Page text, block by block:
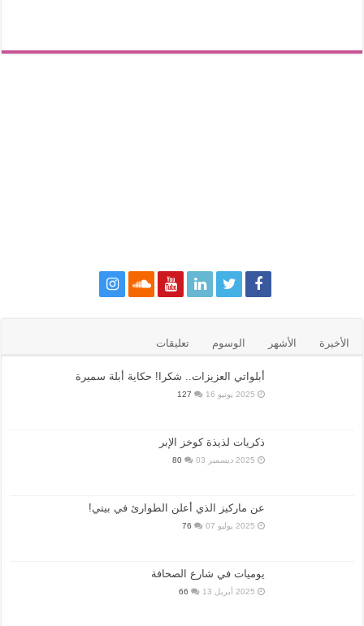
الأخيرة الأشهر الوسوم تعليقات
أبلواتي العزيزات.. شكرا! حكاية أبلة سميرة
2025 يونيو 16 127
ذكريات لذيذة كوخز الإبر
2025 ديسمبر 03 80
عن ماركيز الذي أعلن الطوارئ في بيتي!
2025 يوليو 07 76
يوميات في شارع الصحافة
2025 أبريل 13 66